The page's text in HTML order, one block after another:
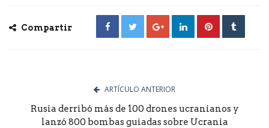
Compartir
ARTÍCULO ANTERIOR
Rusia derribó más de 100 drones ucranianos y
lanzó 800 bombas guiadas sobre Ucrania